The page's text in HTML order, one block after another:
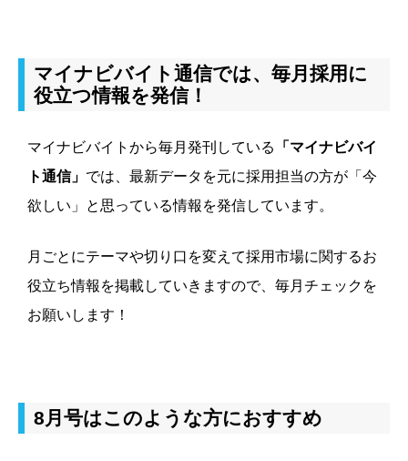
マイナビバイト通信では、毎月採用に
役立つ情報を発信！
マイナビバイトから毎月発刊している
「マイナビバイ
ト通信」 では、最新データを元に採用担当の方が「今
欲しい」と思っている情報を発信しています。
月ごとにテーマや切り口を変えて採用市場に関するお
役立ち情報を掲載していきますので、毎月チェックを
お願いします！
8月号はこのような方におすすめ